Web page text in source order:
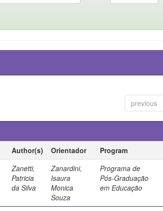
previous
Author(s) Orientador Program
Zanetti,
Patricia
da Silva
Zanardini,
Isaura
Monica
Souza
Programa de
Pós-Graduação
em Educação